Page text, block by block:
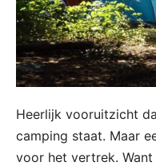
Heerlijk vooruitzicht
camping staat. Maar
voor het vertrek.